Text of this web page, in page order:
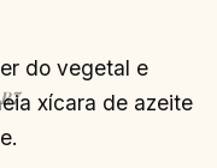
do vegetal e
xícara de azeite